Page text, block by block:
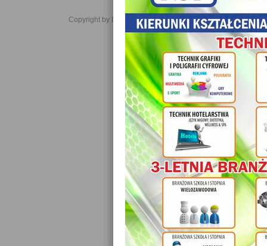
Copyright by Daniel JabĹoĹski 2006-2021. All rights